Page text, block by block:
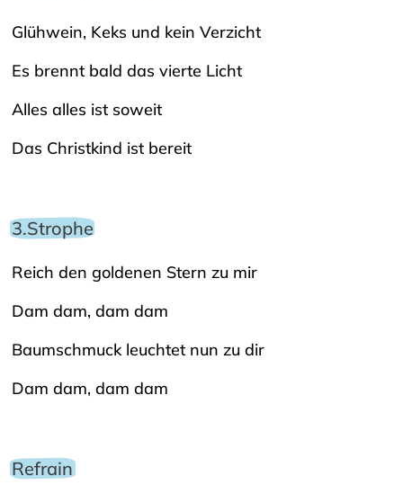
Glühwein, Keks und kein Verzicht
Es brennt bald das vierte Licht
Alles alles ist soweit
Das Christkind ist bereit
3.Strophe
Reich den goldenen Stern zu mir
Dam dam, dam dam
Baumschmuck leuchtet nun zu dir
Dam dam, dam dam
Refrain